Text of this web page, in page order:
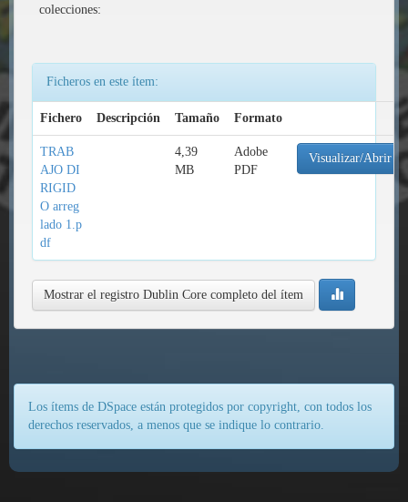
colecciones:
Ficheros en este ítem:
Fichero Descripción Tamaño Formato
TRAB
AJO DI
RIGID
O arreg
lado 1.p
df
4,39
MB
Adobe
PDF
Visualizar/Abrir
Mostrar el registro Dublin Core completo del ítem
Los ítems de DSpace están protegidos por copyright, con todos los
derechos reservados, a menos que se indique lo contrario.